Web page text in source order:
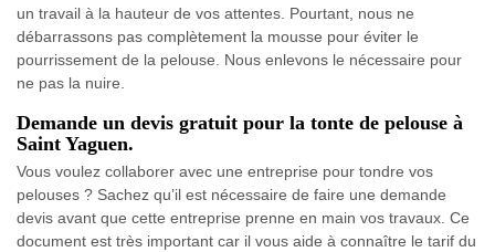
un travail à la hauteur de vos attentes. Pourtant, nous ne
débarrassons pas complètement la mousse pour éviter le
pourrissement de la pelouse. Nous enlevons le nécessaire pour
ne pas la nuire.
Demande un devis gratuit pour la tonte de pelouse à
Saint Yaguen.
Vous voulez collaborer avec une entreprise pour tondre vos
pelouses ? Sachez qu’il est nécessaire de faire une demande
devis avant que cette entreprise prenne en main vos travaux. Ce
document est très important car il vous aide à connaître le tarif du